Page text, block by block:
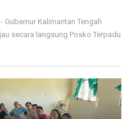
Gubernur Kalimantan Tengah
secara langsung Posko Terpadu